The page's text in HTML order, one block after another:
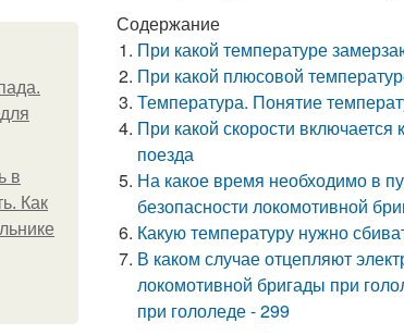
в
Как
Содержание
При какой температуре
При какой плюсовой
Температура. Понятие
При какой скорости
поезда
На какое время необходимо в
безопасности локомотивной
Какую температуру нужно
В каком случае отцепляют
локомотивной бригады при
при гололеде - 299